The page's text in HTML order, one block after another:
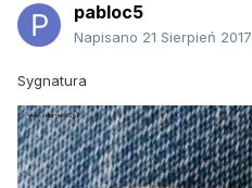
pabloc5
Napisano 21 Sierpień 2017
Sygnatura